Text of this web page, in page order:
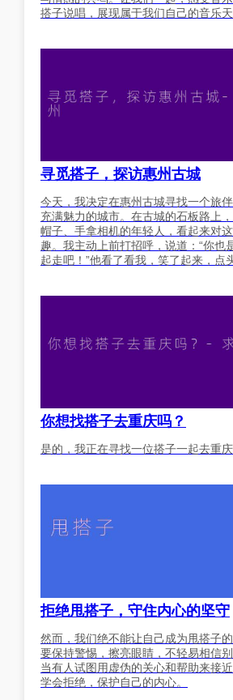
搭子说唱，展现属于我们自己的音乐天
寻觅搭子，探访惠州古城
今天，我决定在惠州古城寻找一个旅
充满魅力的城市。在古城的石板路上
帽子、手拿相机的年轻人，看起来对
趣。我主动上前打招呼，说道：“你也
起走吧！”他看了看我，笑了起来，点
你想找搭子去重庆吗？
是的，我正在寻找一位搭子一起去重庆
拒绝甩搭子，守住内心的坚守
然而，我们绝不能让自己成为甩搭子
要保持警惕，擦亮眼睛，不轻易相信别
当有人试图用虚伪的关心和帮助来接
学会拒绝，保护自己的内心。